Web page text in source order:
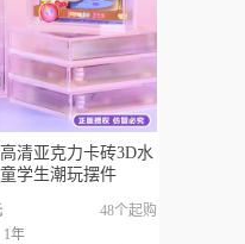
清亚克力卡砖3D水
学生潮玩摆件
48个起购
1年